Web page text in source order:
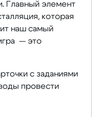
Главный элемент
которая
наш самый
— это
с заданиями
провести